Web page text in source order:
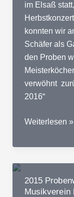
im Elsaß
konnten wir
Schäfer als
den Proben
verwöhnt
2016“
2016
Orbey
Tiengen
Weiterlesen »
2015
Musikverein